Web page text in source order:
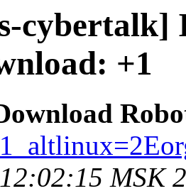
cybertalk]
+1
MSK